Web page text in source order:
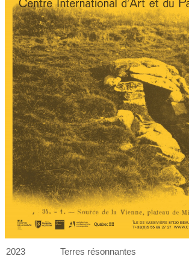
2023
Terres résonnantes